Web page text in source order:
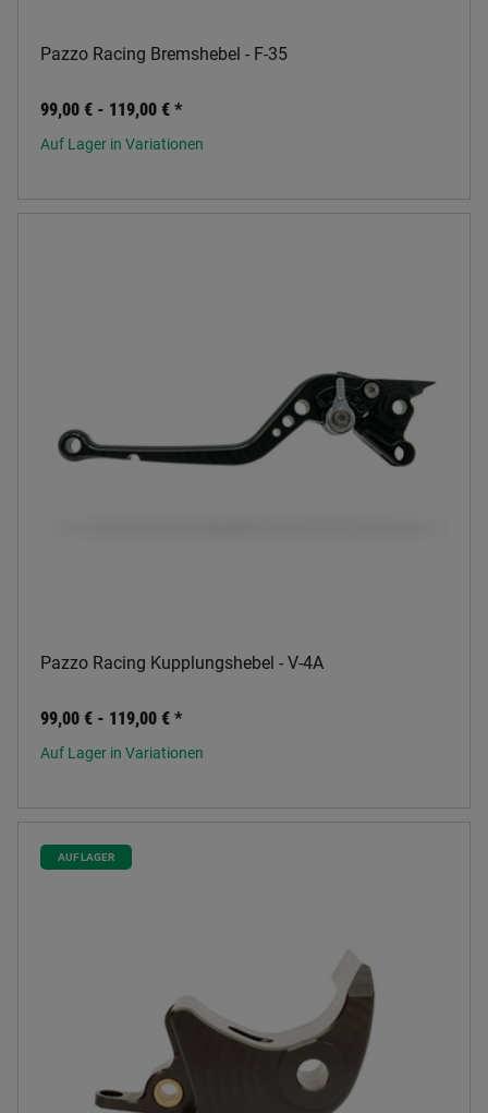
Pazzo Racing Bremshebel - F-35
99,00 € - 119,00 € *
Auf Lager in Variationen
Pazzo Racing Kupplungshebel - V-4A
99,00 € - 119,00 € *
Auf Lager in Variationen
AUF LAGER